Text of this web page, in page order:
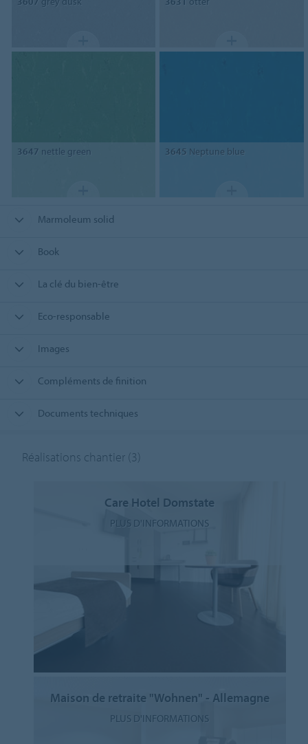
3647 nettle green 3645 Neptune blue
Marmoleum solid
Book
La clé du bien-être
Eco-responsable
Images
Compléments de finition
Documents techniques
Réalisations chantier (3)
Care Hotel Domstate
PLUS D'INFORMATIONS
Maison de retraite "Wohnen" - Allemagne
PLUS D'INFORMATIONS